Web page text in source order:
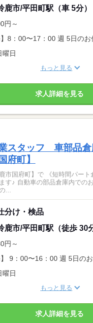
鹿市/平田町駅（車 5分）
円～
】8：00〜17：00 週 5日のお
曜日
もっと見る
求人詳細を見る
スタッフ 車部品
府町】
市国府町】で 《短時間パート
なります。主に
...
分け・検品
鹿市/平田町駅（徒歩 30
円～
】 9：00〜16：00 週 5日のお
曜日
もっと見る
求人詳細を見る